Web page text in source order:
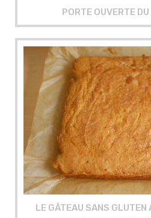
PORTE OUVERTE
LE GÂTEAU SANS GLUTEN